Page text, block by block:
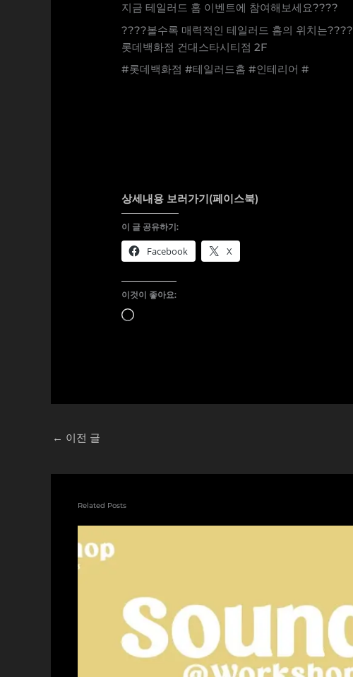
지금 테일러드 홈 이벤트에 참여해보세요????
????볼수록 매력적인 테일러드 홈의 위치는????
롯데백화점 건대스타시티점 2F
#롯데백화점 #테일러드홈 #인테리어 #
상세내용 보러가기(페이스북)
이 글 공유하기:
Facebook X
이것이 좋아요:
로
← 이전 글
Related Posts